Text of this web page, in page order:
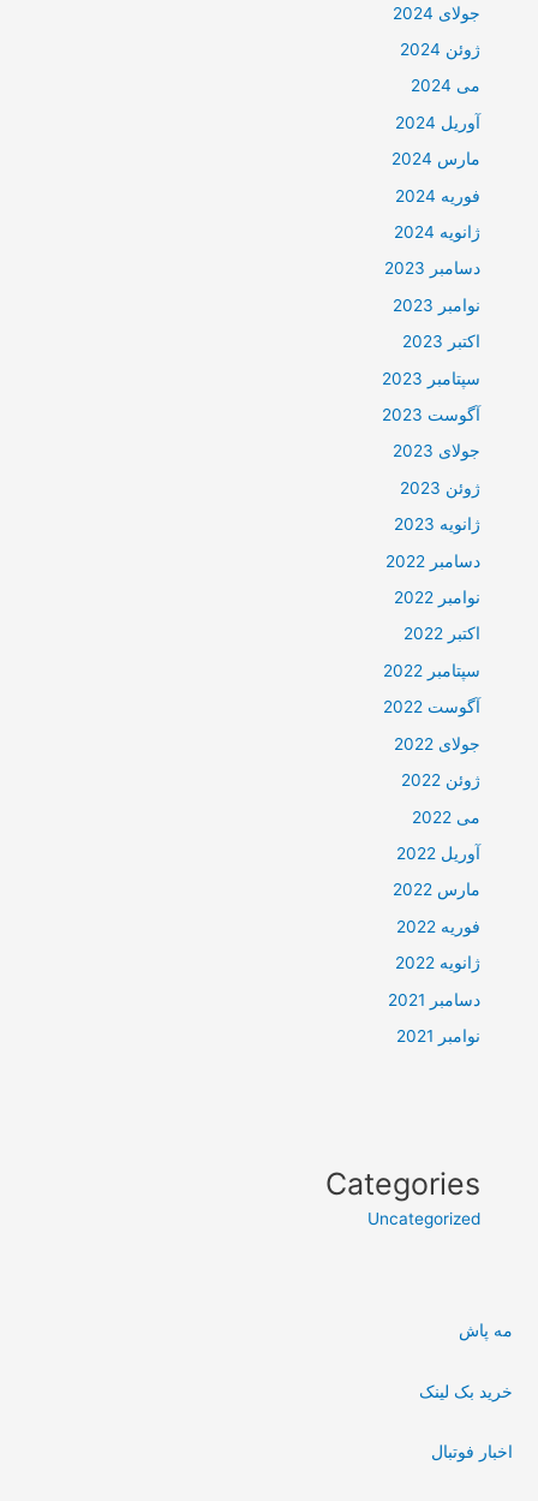
جولای 2024
ژوئن 2024
می 2024
آوریل 2024
مارس 2024
فوریه 2024
ژانویه 2024
دسامبر 2023
نوامبر 2023
اکتبر 2023
سپتامبر 2023
آگوست 2023
جولای 2023
ژوئن 2023
ژانویه 2023
دسامبر 2022
نوامبر 2022
اکتبر 2022
سپتامبر 2022
آگوست 2022
جولای 2022
ژوئن 2022
می 2022
آوریل 2022
مارس 2022
فوریه 2022
ژانویه 2022
دسامبر 2021
نوامبر 2021
Categories
Uncategorized
مه پاش
خرید بک لینک
اخبار فوتبال